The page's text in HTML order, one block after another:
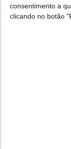
consentimento a
clicando no botão